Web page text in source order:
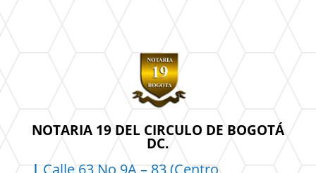
NOTARIA 19 DEL CIRCULO DE BOGOTÁ
DC.
| Calle 63 No 9A – 83 (Centro